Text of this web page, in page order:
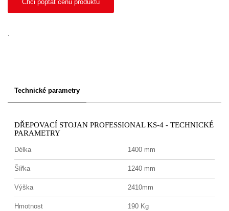
Chci poptat cenu produktu
.
Technické parametry
DŘEPOVACÍ STOJAN PROFESSIONAL KS-4 - TECHNICKÉ
PARAMETRY
Délka 1400 mm
Šířka 1240 mm
Výška 2410mm
Hmotnost 190 Kg